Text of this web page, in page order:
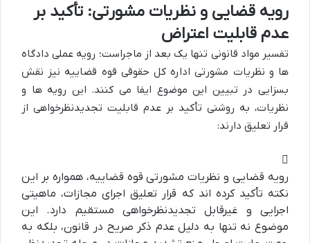
رویه قضایی و نظریات مشورتی: تأکید بر
عدم قابلیت اعتراض
تفسیر مواد قانونی تنها یک بعد از ماجراست؛ رویه عملی دادگاه
ها و نظریات مشورتی اداره کل حقوقی قوه قضاییه نیز نقش
بسزایی در تبیین این موضوع ایفا می کنند. این رویه ها و
نظریات، به روشنی تأکید بر عدم قابلیت تجدیدنظرخواهی از
قرار تعلیق دارند:
رویه قضایی و نظریات مشورتی قوه قضاییه، همواره بر این
نکته تأکید کرده اند که قرار تعلیق اجرای مجازات، ماهیتی
اجرایی و غیرقابل تجدیدنظرخواهی مستقیم دارد. این
موضوع نه تنها به دلیل عدم ذکر صریح در قانون، بلکه به